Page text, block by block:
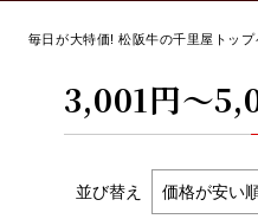
毎日が大特価! 松阪牛の千里屋トップ
3,001円～
並び替え 価格が安い